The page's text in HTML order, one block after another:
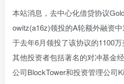
本站消息，去中心化借贷协议
owitz(a16z)领投的A轮额外融资
于去年6月领投了该协议的1100
其他投资者包括著名的对冲基金
公司BlockTower和投资管理公司